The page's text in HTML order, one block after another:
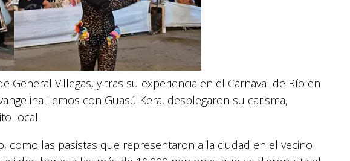
General Villegas, y tras su experiencia en el Carnaval de Río en
Lemos con Guasú Kera, desplegaron su carisma,
local.
como las pasistas que representaron a la ciudad en el vecino